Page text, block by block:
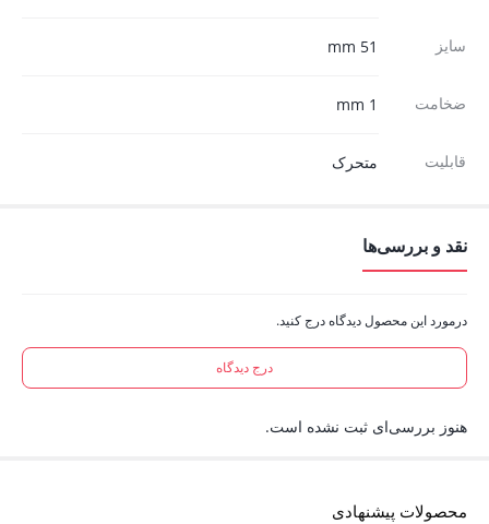
سایز 51 mm
ضخامت 1 mm
قابلیت متحرک
نقد و بررسی‌ها
درمورد این محصول دیدگاه درج کنید.
درج دیدگاه
هنوز بررسی‌ای ثبت نشده است.
محصولات پیشنهادی